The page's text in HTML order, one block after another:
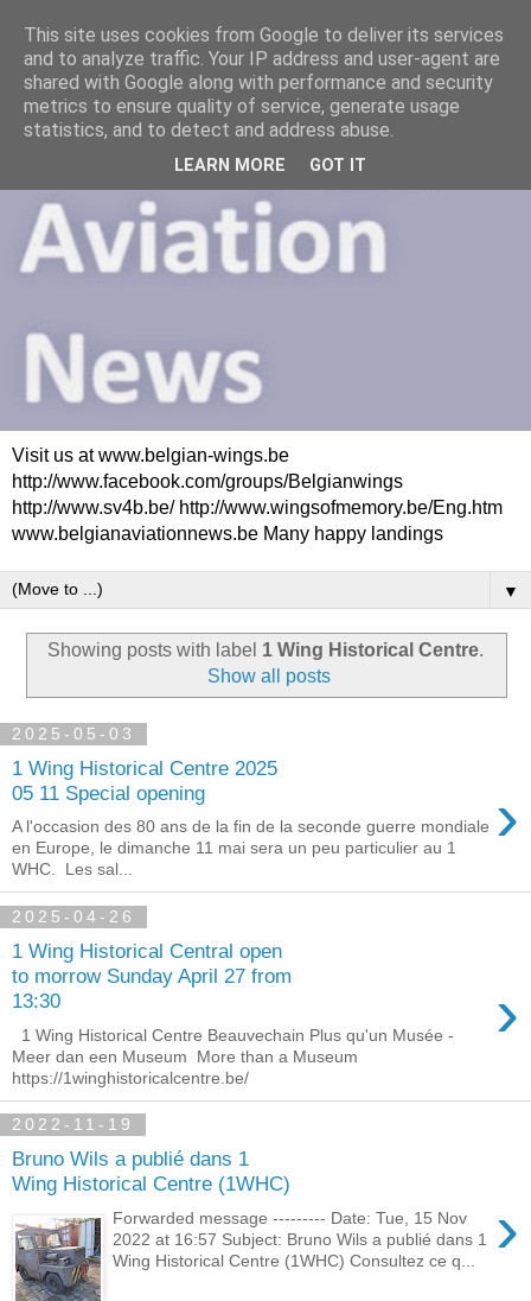
Visit us at www.belgian-wings.be
http://www.facebook.com/groups/Belgianwings
http://www.sv4b.be/ http://www.wingsofmemory.be/Eng.htm
www.belgianaviationnews.be Many happy landings
▼
Showing posts with label 1 Wing Historical Centre.
Show all posts
2025-05-03
1 Wing Historical Centre 2025
05 11 Special opening
›
A l'occasion des 80 ans de la fin de la seconde guerre mondiale
en Europe, le dimanche 11 mai sera un peu particulier au 1
WHC. Les sal...
2025-04-26
1 Wing Historical Central open
to morrow Sunday April 27 from
13:30
›
1 Wing Historical Centre Beauvechain Plus qu'un Musée -
Meer dan een Museum More than a Museum
https://1winghistoricalcentre.be/
2022-11-19
Bruno Wils a publié dans 1
Wing Historical Centre (1WHC)
›
Forwarded message --------- Date: Tue, 15 Nov
2022 at 16:57 Subject: Bruno Wils a publié dans 1
Wing Historical Centre (1WHC) Consultez ce q...
This site uses cookies from Google to deliver its services
and to analyze traffic. Your IP address and user-agent are
shared with Google along with performance and security
metrics to ensure quality of service, generate usage
statistics, and to detect and address abuse.
LEARN MORE GOT IT